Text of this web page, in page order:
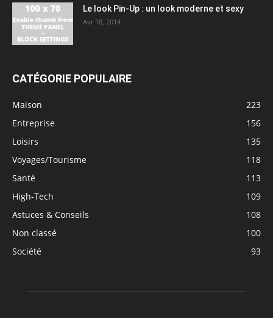
Le look Pin-Up : un look moderne et sexy
Avr 18, 2014
CATÉGORIE POPULAIRE
Maison
223
Entreprise
156
Loisirs
135
Voyages/Tourisme
118
Santé
113
High-Tech
109
Astuces & Conseils
108
Non classé
100
Société
93